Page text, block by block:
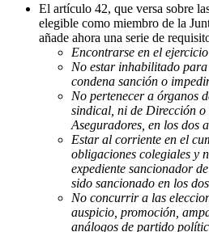
El artículo 42, que versa sobre
elegible como miembro de la
añade ahora una serie de
Encontrarse en el
No estar inhabilitado
condena sanción o
No pertenecer a órganos
sindical, ni de Dirección
Aseguradores, en los dos
Estar al corriente en el
obligaciones colegiales y
expediente sancionador
sido sancionado en los
No concurrir a las
auspicio, promoción,
análogos de partido